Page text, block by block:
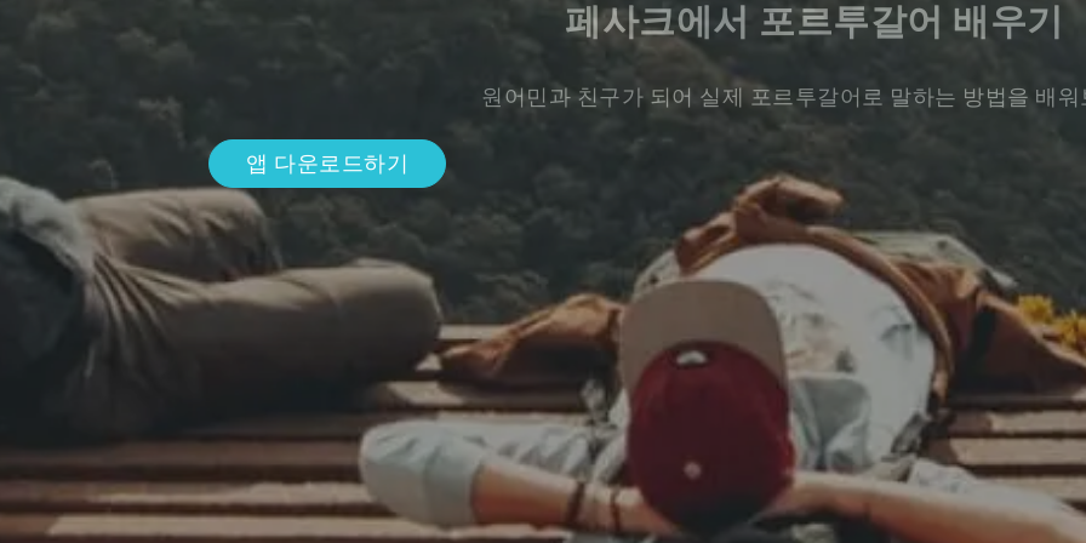
페사크에서 포르투갈어 배우기
원어민과 친구가 되어 실제 포르투갈어로 말하는 방법을 배
앱 다운로드하기